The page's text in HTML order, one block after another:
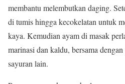
membantu melembutkan daging.
di tumis hingga kecokelatan untuk
kaya. Kemudian ayam di masak
marinasi dan kaldu, bersama
sayuran lain.